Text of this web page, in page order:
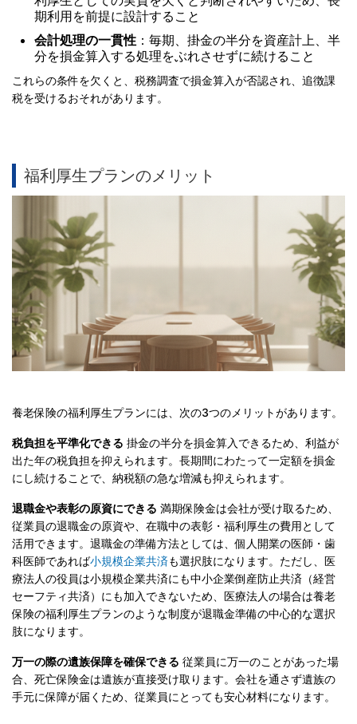
期利用を前提に設計すること
会計処理の一貫性 ：毎期、掛金の半分を資産計上、半
分を損金算入する処理をぶれさせずに続けること
これらの条件を欠くと、税務調査で損金算入が否認され、追徴課
税を受けるおそれがあります。
福利厚生プランのメリット
養老保険の福利厚生プランには、次の3つのメリットがあります。
税負担を平準化できる 掛金の半分を損金算入できるため、利益が
出た年の税負担を抑えられます。長期間にわたって一定額を損金
にし続けることで、納税額の急な増減も抑えられます。
退職金や表彰の原資にできる 満期保険金は会社が受け取るため、
従業員の退職金の原資や、在職中の表彰・福利厚生の費用として
活用できます。退職金の準備方法としては、個人開業の医師・歯
科医師であれば小規模企業共済も選択肢になります。ただし、医
療法人の役員は小規模企業共済にも中小企業倒産防止共済（経営
セーフティ共済）にも加入できないため、医療法人の場合は養老
保険の福利厚生プランのような制度が退職金準備の中心的な選択
肢になります。
万一の際の遺族保障を確保できる 従業員に万一のことがあった場
合、死亡保険金は遺族が直接受け取ります。会社を通さず遺族の
手元に保障が届くため、従業員にとっても安心材料になります。